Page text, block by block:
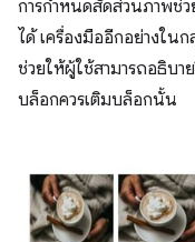
การกำหนดสัดส่วนภาพช่
ได้ เครื่องมืออีกอย่างใน
ช่วยให้ผู้ใช้สามารถอธิบ
บล็อกควรเติมบล็อกนั้น